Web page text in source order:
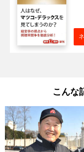
こんな